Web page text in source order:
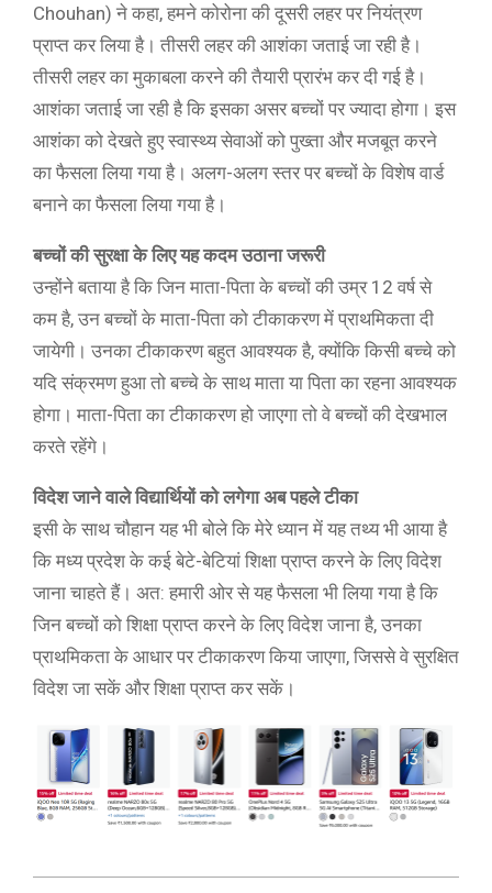
Chouhan) ने कहा, हमने कोरोना की दूसरी लहर पर नियंत्रण
प्राप्त कर लिया है। तीसरी लहर की आशंका जताई जा रही है।
तीसरी लहर का मुकाबला करने की तैयारी प्रारंभ कर दी गई है।
आशंका जताई जा रही है कि इसका असर बच्चों पर ज्यादा होगा। इस
आशंका को देखते हुए स्वास्थ्य सेवाओं को पुख्ता और मजबूत करने
का फैसला लिया गया है। अलग-अलग स्तर पर बच्चों के विशेष वार्ड
बनाने का फैसला लिया गया है।
बच्चों की सुरक्षा के लिए यह कदम उठाना जरूरी
उन्होंने बताया है कि जिन माता-पिता के बच्चों की उम्र 12 वर्ष से
कम है, उन बच्चों के माता-पिता को टीकाकरण में प्राथमिकता दी
जायेगी। उनका टीकाकरण बहुत आवश्यक है, क्योंकि किसी बच्चे को
यदि संक्रमण हुआ तो बच्चे के साथ माता या पिता का रहना आवश्यक
होगा। माता-पिता का टीकाकरण हो जाएगा तो वे बच्चों की देखभाल
करते रहेंगे।
विदेश जाने वाले विद्यार्थियों को लगेगा अब पहले टीका
इसी के साथ चौहान यह भी बोले कि मेरे ध्यान में यह तथ्य भी आया है
कि मध्य प्रदेश के कई बेटे-बेटियां शिक्षा प्राप्त करने के लिए विदेश
जाना चाहते हैं। अत: हमारी ओर से यह फैसला भी लिया गया है कि
जिन बच्चों को शिक्षा प्राप्त करने के लिए विदेश जाना है, उनका
प्राथमिकता के आधार पर टीकाकरण किया जाएगा, जिससे वे सुरक्षित
विदेश जा सकें और शिक्षा प्राप्त कर सकें।